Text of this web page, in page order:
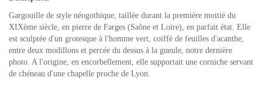
Gargouille de style néogothique, taillée durant la première moitié du
XIXème siècle, en pierre de Farges (Saône et Loire), en parfait état. Elle
est sculptée d'un grotesque à l'homme vert, coiffé de feuilles d'acanthe,
entre deux modillons et percée du dessus à la gueule, notre dernière
photo. A l'origine, en encorbellement, elle supportait une corniche servant
de chéneau d'une chapelle proche de Lyon.